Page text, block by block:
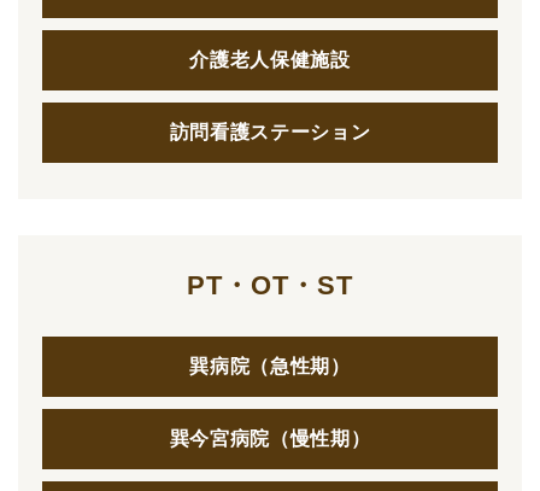
介護老人保健施設
訪問看護ステーション
PT・OT・ST
巽病院（急性期）
巽今宮病院（慢性期）